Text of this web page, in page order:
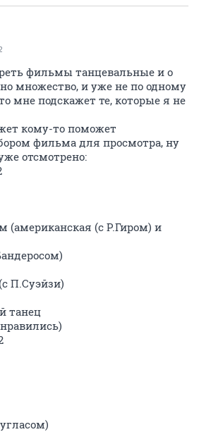
фильмы танцевальные и о
множество, и уже не по одному
мне подскажет те, которые я не
кому-то поможет
фильма для просмотра, ну
отсмотрено:
(американская (с Р.Гиром) и
П.Суэйзи)
танец